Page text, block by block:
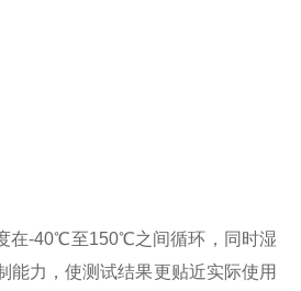
在-40℃至150℃之间循环，同时湿
能力，使测试结果更贴近实际使用